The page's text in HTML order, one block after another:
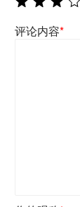
评论内容*